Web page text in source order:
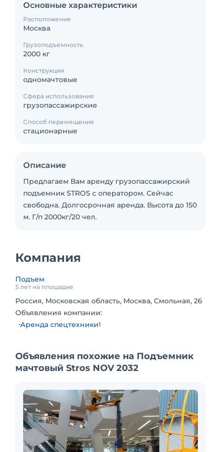
Основные характеристики
Расположение
Москва
Грузоподъемность
2000 кг
Конструкция
одномачтовые
Сфера использования
грузопассажирские
Способ перемещения
стационарные
Описание
Предлагаем Вам аренду грузопассажирский
подъемник STROS c оператором. Сейчас
свободна. Долгосрочная аренда. Высота до 150
м. Г/п 2000кг/20 чел.
Компания
Подъем
5 лет на площадке
Россия, Московская область, Москва, Смольная, 26
Объявления компании:
Аренда спецтехники1
Объявления похожие на Подъемник
мачтовый Stros NOV 2032